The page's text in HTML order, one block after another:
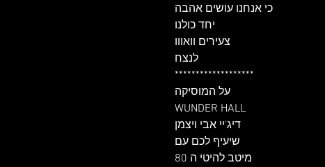
כי אנחנו עושים אהבה
יחד כולנו
צעירים וואווו
לנצח
*******************
על המוסיקה
WUNDER HALL
דיג'יי אבי ויצמן
שיעיף לכם עם
מיטב להיטי ה 80